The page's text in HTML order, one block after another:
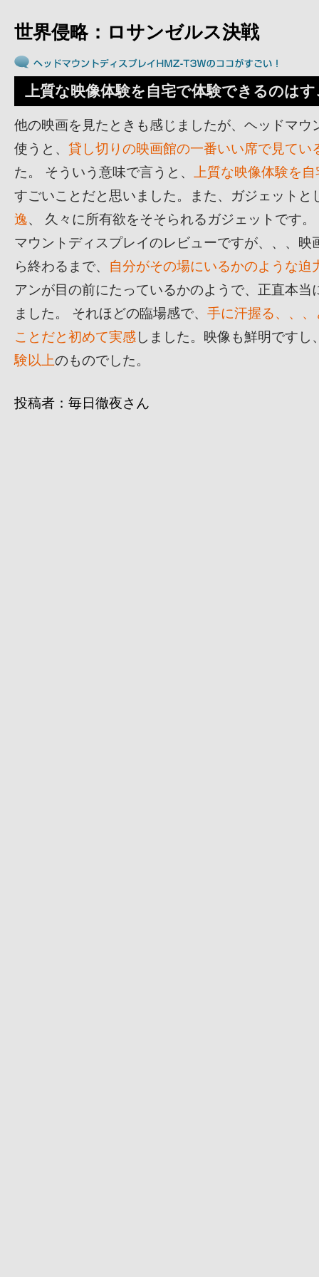
世界侵略：ロサンゼルス決戦
上質な映像体験を自宅で体験できるのは
他の映画を見たときも感じましたが、ヘッドマウ
使うと、 貸し切りの映画館の一番いい席で見てい
た。 そういう意味で言うと、
上質な映像体験を
すごいことだと思いました。また、ガジェットと
逸、 久々に所有欲をそそられるガジェットです
マウントディスプレイのレビューですが、、、映
ら終わるまで、 自分がその場にいるかのような迫
アンが目の前にたっているかのようで、正直本当
ました。 それほどの臨場感で、 手に汗握る、、
ことだと初めて実感しました。映像も鮮明ですし
験以上のものでした。
投稿者：毎日徹夜さん